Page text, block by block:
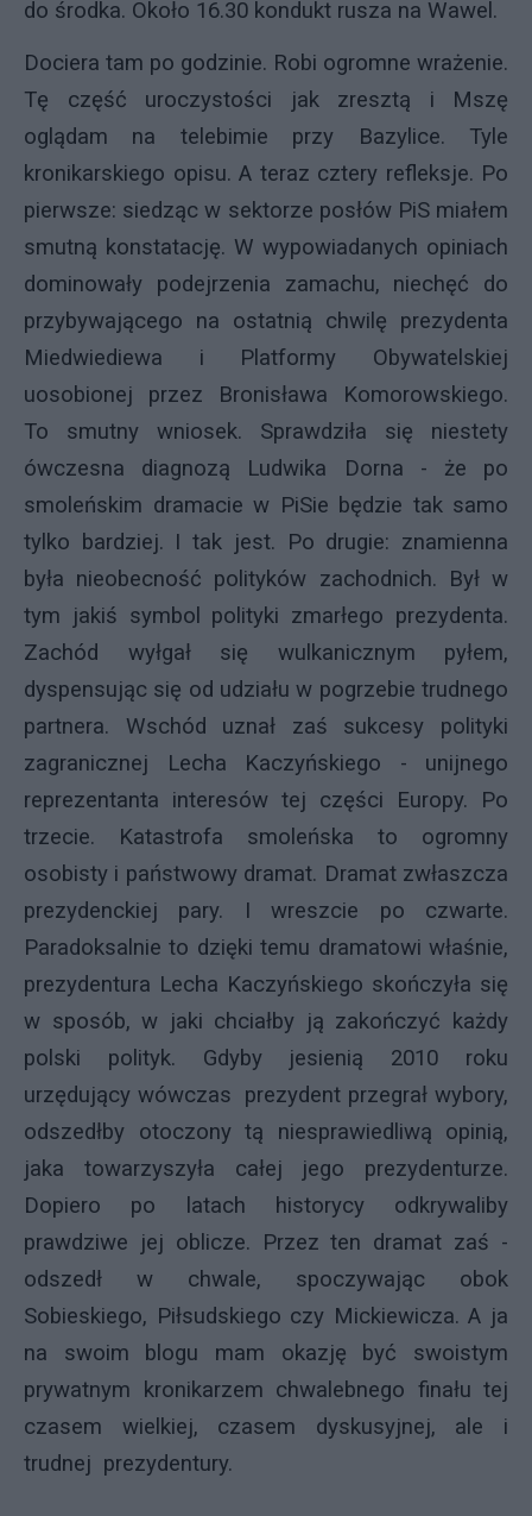
do środka. Około 16.30 kondukt rusza na Wawel.
Dociera tam po godzinie. Robi ogromne wrażenie.
Tę część uroczystości jak zresztą i Mszę
oglądam na telebimie przy Bazylice. Tyle
kronikarskiego opisu. A teraz cztery refleksje. Po
pierwsze: siedząc w sektorze posłów PiS miałem
smutną konstatację. W wypowiadanych opiniach
dominowały podejrzenia zamachu, niechęć do
przybywającego na ostatnią chwilę prezydenta
Miedwiediewa i Platformy Obywatelskiej
uosobionej przez Bronisława Komorowskiego.
To smutny wniosek. Sprawdziła się niestety
ówczesna diagnozą Ludwika Dorna - że po
smoleńskim dramacie w PiSie będzie tak samo
tylko bardziej. I tak jest. Po drugie: znamienna
była nieobecność polityków zachodnich. Był w
tym jakiś symbol polityki zmarłego prezydenta.
Zachód wyłgał się wulkanicznym pyłem,
dyspensując się od udziału w pogrzebie trudnego
partnera. Wschód uznał zaś sukcesy polityki
zagranicznej Lecha Kaczyńskiego - unijnego
reprezentanta interesów tej części Europy. Po
trzecie. Katastrofa smoleńska to ogromny
osobisty i państwowy dramat. Dramat zwłaszcza
prezydenckiej pary. I wreszcie po czwarte.
Paradoksalnie to dzięki temu dramatowi właśnie,
prezydentura Lecha Kaczyńskiego skończyła się
w sposób, w jaki chciałby ją zakończyć każdy
polski polityk. Gdyby jesienią 2010 roku
urzędujący wówczas prezydent przegrał wybory,
odszedłby otoczony tą niesprawiedliwą opinią,
jaka towarzyszyła całej jego prezydenturze.
Dopiero po latach historycy odkrywaliby
prawdziwe jej oblicze. Przez ten dramat zaś -
odszedł w chwale, spoczywając obok
Sobieskiego, Piłsudskiego czy Mickiewicza. A ja
na swoim blogu mam okazję być swoistym
prywatnym kronikarzem chwalebnego finału tej
czasem wielkiej, czasem dyskusyjnej, ale i
trudnej prezydentury.